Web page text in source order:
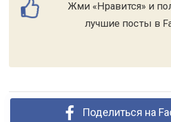
Жми «Нравится» и
лучшие посты в
Поделиться на